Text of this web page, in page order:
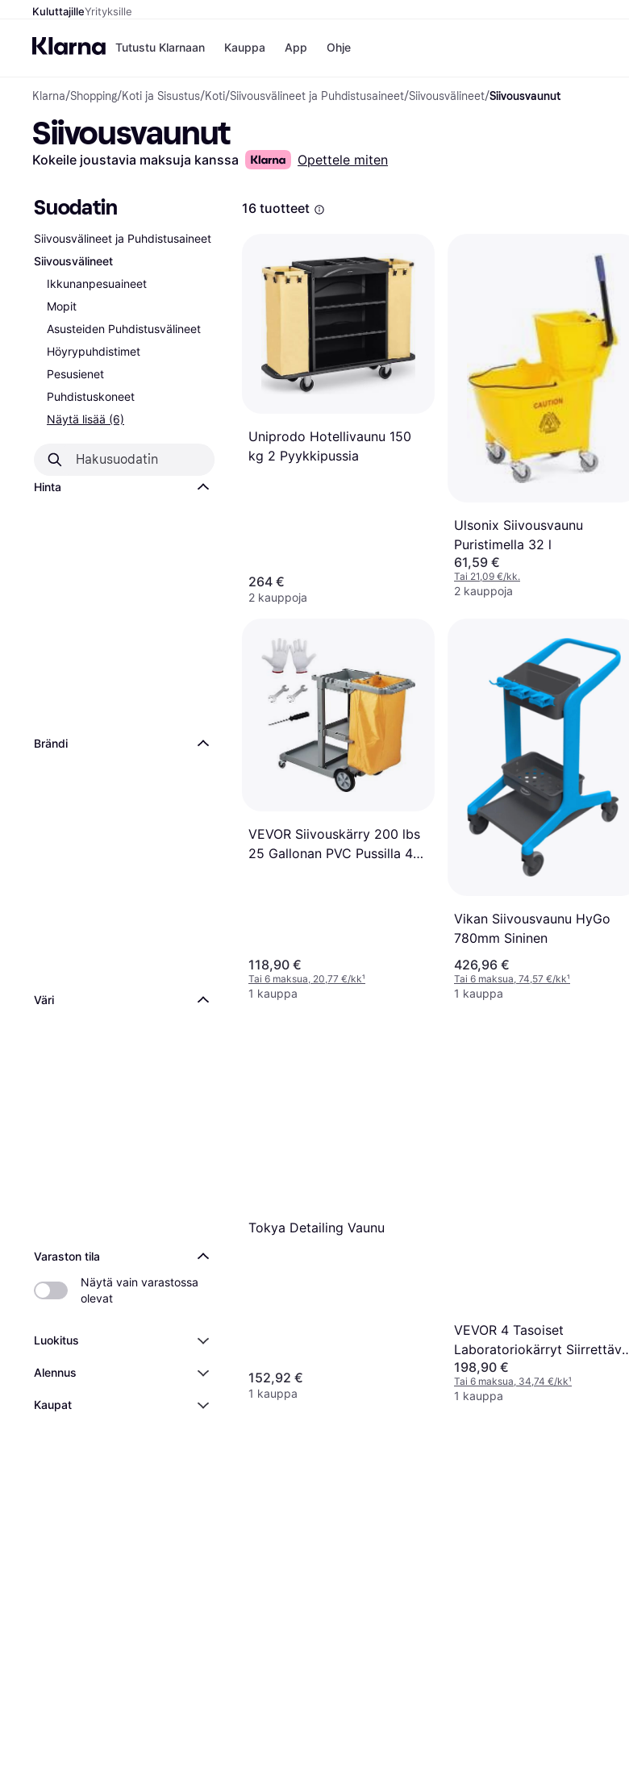
KuluttajilleYrityksille
Tutustu Klarnaan
Maksuvaihtoehdot
Maksa 30 päivän
kuluessa
Ostokset ja palkinnot
Kauppa
Kaupat
H&M
Peten Koiratarvike
Shoppaile ja vertaa hintojaValokuvat
App Ohje
Klarna/Shopping/Koti ja Sisustus/Koti/Siivousvälineet ja Puhdistusaineet/Siivousvälineet/Siivousvaunut
Siivousvaunut
Kokeile joustavia maksuja kanssa Opettele miten
Suodatin
Siivousvälineet ja Puhdistusaineet
Siivousvälineet
Ikkunanpesuaineet
Mopit
Asusteiden Puhdistusvälineet
Höyrypuhdistimet
Pesusienet
Puhdistuskoneet
Näytä lisää (6)
Hinta
Brändi
Väri
Varaston tila
Näytä vain varastossa
olevat
Luokitus
Alennus
Kaupat
16 tuotteet
Uniprodo Hotellivaunu 150
kg 2 Pyykkipussia
264 €
2 kauppoja
Ulsonix Siivousvaunu
Puristimella 32 l
61,59 €
Tai 21,09 €/kk.
2 kauppoja
VEVOR Siivouskärry 200 lbs
25 Gallonan PVC Pussilla 47
118,90 €
Tai 6 maksua, 20,77 €/kk¹
1 kauppa
Vikan Siivousvaunu HyGo
780mm Sininen
426,96 €
Tai 6 maksua, 74,57 €/kk¹
1 kauppa
Tokya Detailing Vaunu
152,92 €
1 kauppa
VEVOR 4 Tasoiset
Laboratoriokärryt Siirrettävä
Lääkekärryt
198,90 €
Tai 6 maksua, 34,74 €/kk¹
1 kauppa